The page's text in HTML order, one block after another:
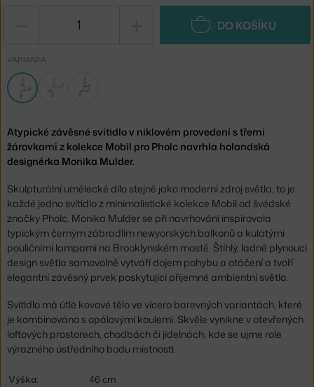
DO KOŠÍKU
VARIANTA
Atypické závěsné svítidlo v niklovém provedení s třemi
žárovkami z kolekce Mobil pro Pholc navrhla holandská
designérka Monika Mulder.
Skulpturální umělecké dílo stejně jako moderní zdroj světla, to je
každé jedno svítidlo z minimalistické kolekce Mobil od švédské
značky Pholc. Monika Mulder se při navrhování inspirovala
typickým černým zábradlím newyorských balkonů a kulatými
pouličními lampami na Brooklynském mostě. Štíhlý, ladně plynoucí
design světla samovolně vytváří dojem pohybu a otáčení a tvoří
elegantní závěsný prvek poskytující příjemné ambientní světlo.
Svítidlo má útlé kovové tělo ve vícero barevných variantách, které
je kombinováno s opálovými koulemi. Skvěle vynikne v otevřených
loftových prostorech, chodbách či jídelnách, kde se ujme role
výrazného ústředního bodu místnosti.
Výška:
46 cm